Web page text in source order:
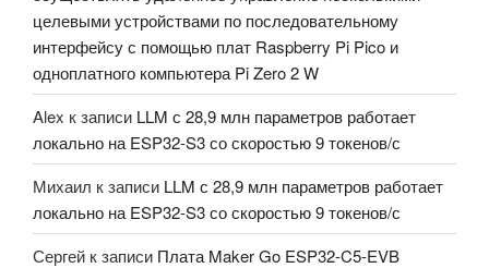
целевыми устройствами по последовательному
интерфейсу с помощью плат Raspberry Pi Pico и
одноплатного компьютера Pi Zero 2 W
Alex к записи LLM с 28,9 млн параметров работает
локально на ESP32-S3 со скоростью 9 токенов/с
Михаил к записи LLM с 28,9 млн параметров работает
локально на ESP32-S3 со скоростью 9 токенов/с
Сергей к записи Плата Maker Go ESP32-C5-EVB